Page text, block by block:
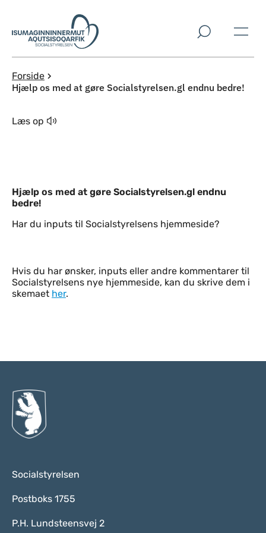
Spring til indholdssektion
Forside
Hjælp os med at gøre Socialstyrelsen.gl endnu bedre!
Læs op
Hjælp os med at gøre Socialstyrelsen.gl endnu
bedre!
Har du inputs til Socialstyrelsens hjemmeside?
Indhold
Hvis du har ønsker, inputs eller andre kommentarer til
Socialstyrelsens nye hjemmeside, kan du skrive dem i
skemaet her.
Socialstyrelsen
Postboks 1755
P.H. Lundsteensvej 2